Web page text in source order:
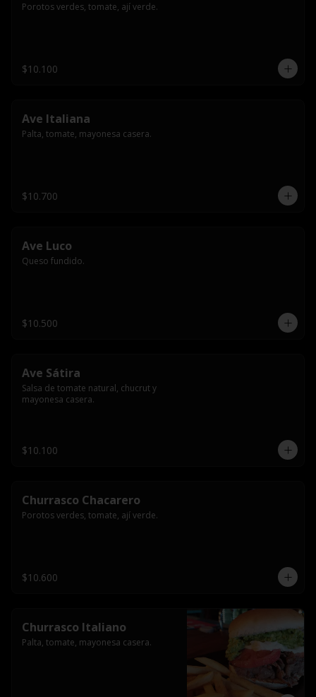
Porotos verdes, tomate, ají verde.
$10.100
Ave Italiana
Palta, tomate, mayonesa casera.
$10.700
Ave Luco
Queso fundido.
$10.500
Ave Sátira
Salsa de tomate natural, chucrut y
mayonesa casera.
$10.100
Churrasco Chacarero
Porotos verdes, tomate, ají verde.
$10.600
Churrasco Italiano
Palta, tomate, mayonesa casera.